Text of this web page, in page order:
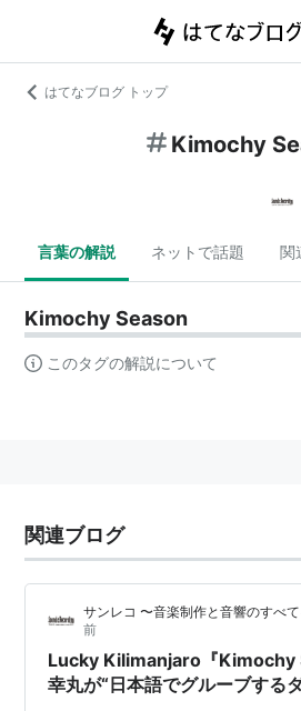
はてなブログ トップ
Kimochy
言葉の解説 ネットで話題 関
Kimochy Season
このタグの解説について
関連ブログ
サンレコ 〜音楽制作と音響のすべ
前
Lucky Kilimanjaro『Kimochy
幸丸が“日本語でグルーブする